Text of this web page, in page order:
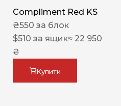
Compliment Red KS
₴550 за блок
$510 за ящик≈ 22 950
₴
Купити